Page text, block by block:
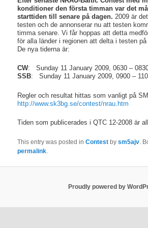
konditioner den första timman var det
starttiden till senare på dagen. 2009 är
testen och de annonserar nu att testen
timma senare. Vi får hoppas att detta
för alla länder i regionen att delta i testen på
De nya tiderna är:
CW:
Sunday 11 January 2009, 0630 –
SSB: Sunday 11 January 2009, 0900 –
Regler och resultat hittas som vanligt på
http://www.sk3bg.se/contest/nrau.htm
Tiden som publicerades i QTC 12-2008 är
This entry was posted inContest bysm5ajv.
permalink.
Proudly powered by